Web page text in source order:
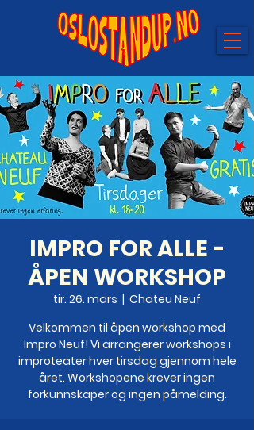
IMPRO FOR ALLE -
ÅPEN WORKSHOP
tir. 26. mars
  |
Chateu Neuf
Velkommen til åpen workshop med
Impro Neuf! Vi arrangerer workshops i
improteater hver tirsdag gjennom hele
året. Workshopene krever ingen
forkunnskaper og ingen påmelding.